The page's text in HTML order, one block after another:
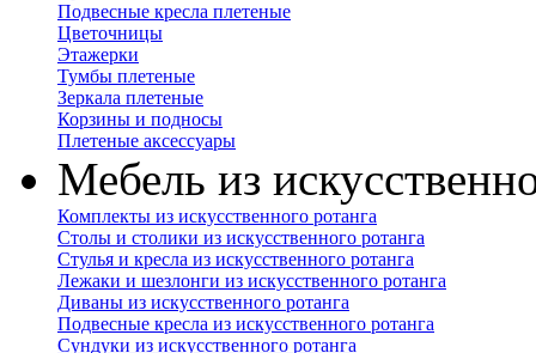
Подвесные кресла плетеные
Цветочницы
Этажерки
Тумбы плетеные
Зеркала плетеные
Корзины и подносы
Плетеные аксессуары
Мебель из
Комплекты из искусственного ротанга
Столы и столики из искусственного ротанга
Стулья и кресла из искусственного ротанга
Лежаки и шезлонги из искусственного ротанга
Диваны из искусственного ротанга
Подвесные кресла из искусственного ротанга
Сундуки из искусственного ротанга